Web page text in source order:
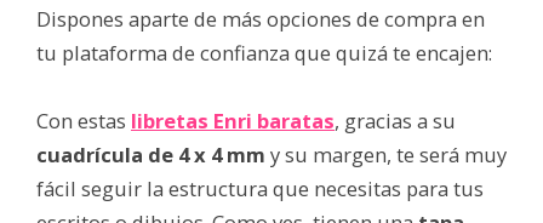
Dispones aparte de más opciones de compra en
tu plataforma de confianza que quizá te encajen:
Con estas libretas Enri baratas, gracias a su
cuadrícula de 4 x 4 mm y su margen, te será muy
fácil seguir la estructura que necesitas para tus